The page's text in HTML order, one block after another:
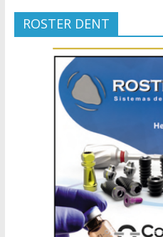
ROSTER DENT